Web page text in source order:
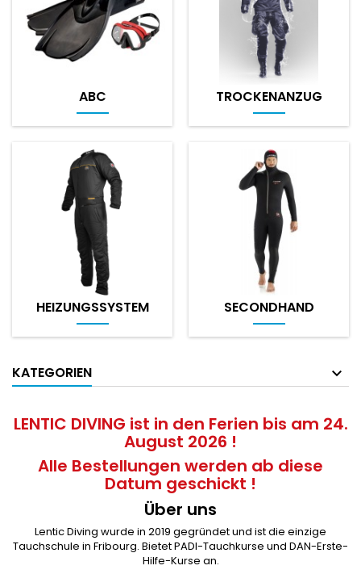
ABC TROCKENANZUG
HEIZUNGSSYSTEM SECONDHAND
KATEGORIEN
LENTIC DIVING ist in den Ferien bis am 24.
August 2026 !
Alle Bestellungen werden ab diese
Datum geschickt !
Über uns
Lentic Diving wurde in 2019 gegründet und ist die einzige
Tauchschule in Fribourg. Bietet PADI-Tauchkurse und DAN-Erste-
Hilfe-Kurse an.